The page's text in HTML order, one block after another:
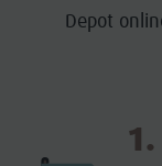
Depot
1.